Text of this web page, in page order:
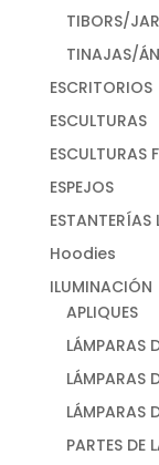
TIBORS/
TINAJAS/
ESCRITORIOS
ESCULTURAS
ESCULTURAS
ESPEJOS
ESTANTERÍAS
Hoodies
ILUMINACIÓN
APLIQUES
LÁMPARAS
LÁMPARAS
LÁMPARAS
PARTES DE